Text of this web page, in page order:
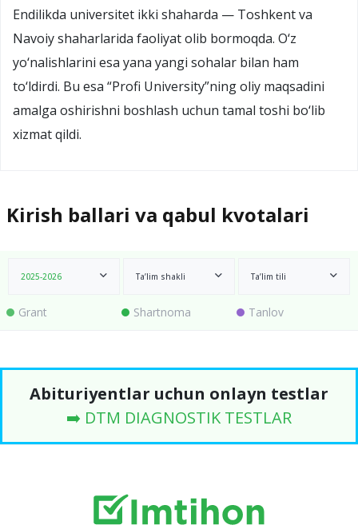
Endilikda universitet ikki shaharda — Toshkent va
Navoiy shaharlarida faoliyat olib bormoqda. O‘z
yo‘nalishlarini esa yana yangi sohalar bilan ham
to‘ldirdi. Bu esa “Profi University”ning oliy maqsadini
amalga oshirishni boshlash uchun tamal toshi bo‘lib
xizmat qildi.
Kirish ballari va qabul kvotalari
2025-2026 Ta’lim shakli Ta’lim tili
Grant Shartnoma Tanlov
Abituriyentlar uchun onlayn testlar
➡️ DTM DIAGNOSTIK TESTLAR